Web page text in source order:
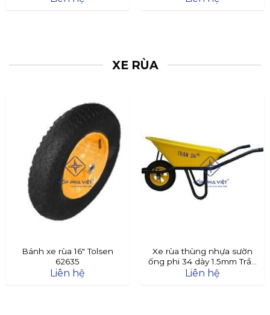
XE RÙA
Bánh xe rùa 16″ Tolsen
62635
Liên hệ
Xe rùa thùng nhựa sườn
ống phi 34 dày 1.5mm Trần
Đà
Liên hệ